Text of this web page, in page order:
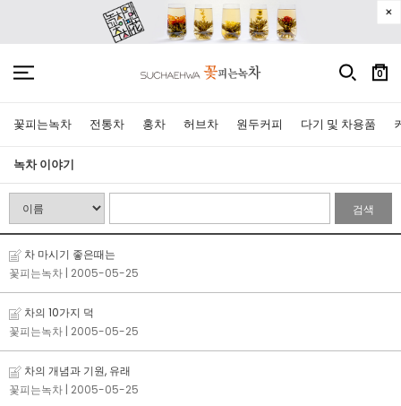
0
꽃피는녹차 전통차 홍차 허브차 원두커피 다기 및 차용품
녹차 이야기
검색
차 마시기 좋은때는
꽃피는녹차 | 2005-05-25
차의 10가지 덕
꽃피는녹차 | 2005-05-25
차의 개념과 기원, 유래
꽃피는녹차 | 2005-05-25